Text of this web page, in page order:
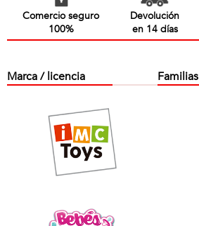
Comercio seguro
100%
Devolución
en 14 días
Marca / licencia Familias